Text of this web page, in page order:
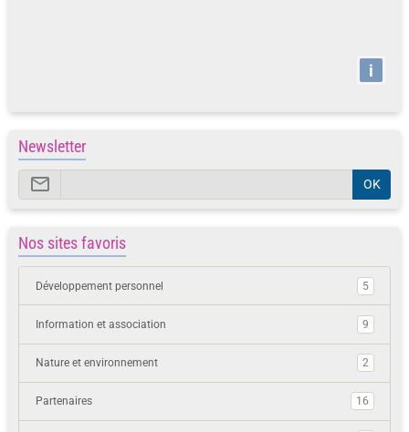
i
Newsletter
OK
Nos sites favoris
Développement personnel 5
Information et association 9
Nature et environnement 2
Partenaires 16